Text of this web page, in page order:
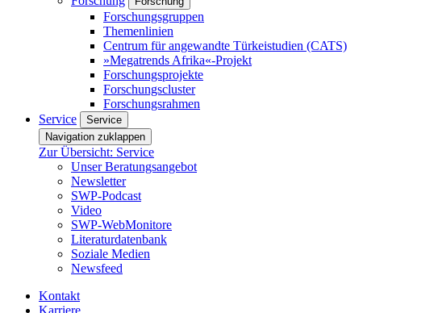
Forschungsgruppen
Themenlinien
Centrum für angewandte Türkeistudien (CATS)
»Megatrends Afrika«-Projekt
Forschungsprojekte
Forschungscluster
Forschungsrahmen
Service
Service
Navigation zuklappen
Zur Übersicht: Service
Unser Beratungsangebot
Newsletter
SWP-Podcast
Video
SWP-WebMonitore
Literaturdatenbank
Soziale Medien
Newsfeed
Kontakt